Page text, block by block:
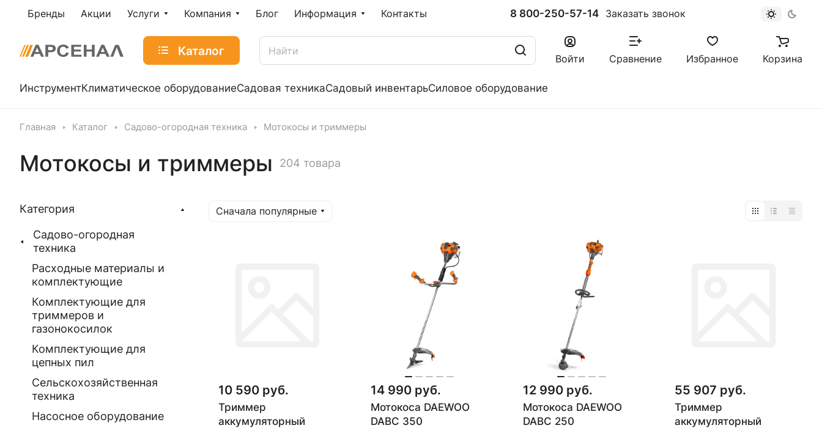
Бренды Акции Услуги Компания Блог Информация Контакты 8 800-250-57-14 Заказать звонок
Каталог
Войти Сравнение Избранное Корзина
ИнструментКлиматическое оборудованиеСадовая техникаСадовый инвентарьСиловое оборудование
Главная Каталог Садово-огородная техника Мотокосы и триммеры
Мотокосы и триммеры 204 товара
Сначала популярные
10 590 руб.
Триммер
аккумуляторный
14 990 руб.
Мотокоса DAEWOO
DABC 350
12 990 руб.
Мотокоса DAEWOO
DABC 250
55 907 руб.
Триммер
аккумуляторный
Категория
Садово-огородная
техника
Расходные материалы и
комплектующие
Комплектующие для
триммеров и
газонокосилок
Комплектующие для
цепных пил
Сельскохозяйственная
техника
Насосное оборудование